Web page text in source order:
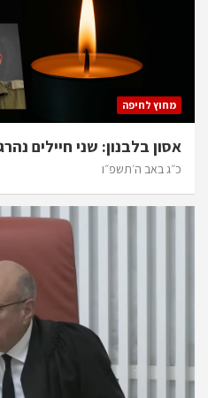
מחוץ לחיפה
אסון בלבנון: שני חיילים
כ״ג באב ה׳תשפ״ו